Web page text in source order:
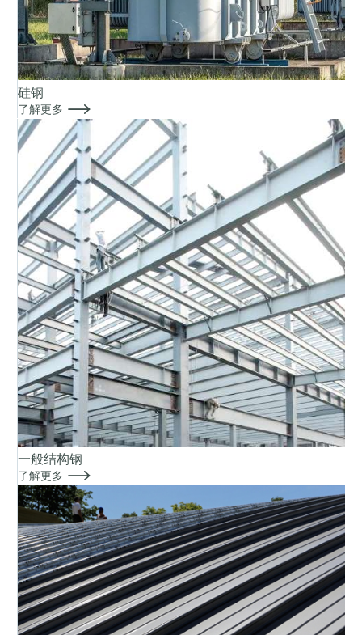
硅钢
了解更多 
一般结构钢
了解更多 